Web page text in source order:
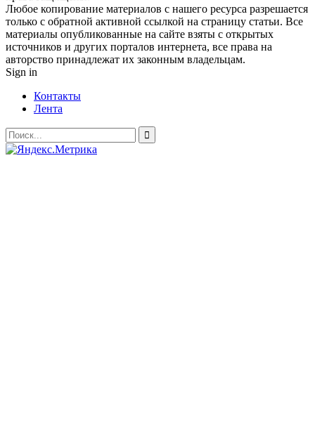
Любое копирование материалов с нашего ресурса разрешается
только с обратной активной ссылкой на страницу статьи. Все
материалы опубликованные на сайте взяты с открытых
источников и других порталов интернета, все права на
авторство принадлежат их законным владельцам.
Sign in
Контакты
Лента